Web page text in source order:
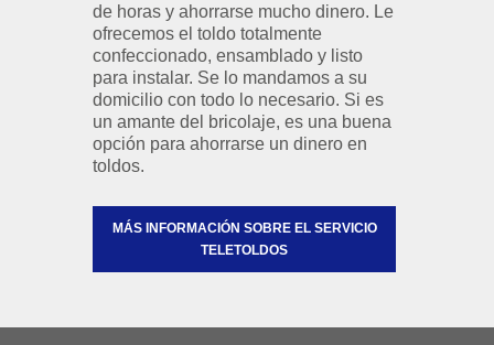
de horas y ahorrarse mucho dinero. Le
ofrecemos el toldo totalmente
confeccionado, ensamblado y listo
para instalar. Se lo mandamos a su
domicilio con todo lo necesario. Si es
un amante del bricolaje, es una buena
opción para ahorrarse un dinero en
toldos.
MÁS INFORMACIÓN SOBRE EL SERVICIO
TELETOLDOS